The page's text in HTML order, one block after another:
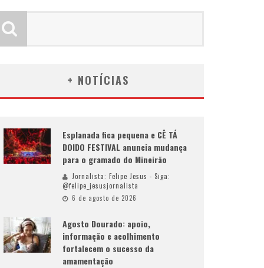
+ NOTÍCIAS
Esplanada fica pequena e CÊ TÁ
DOIDO FESTIVAL anuncia mudança
para o gramado do Mineirão
Jornalista: Felipe Jesus - Siga:
@felipe_jesusjornalista
6 de agosto de 2026
Agosto Dourado: apoio,
informação e acolhimento
fortalecem o sucesso da
amamentação